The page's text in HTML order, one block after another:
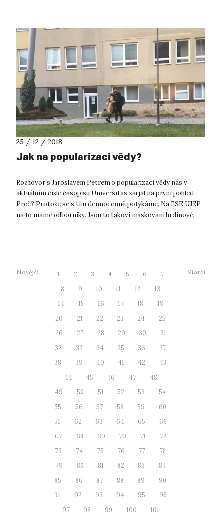
25 / 12 / 2018
Jak na popularizaci vědy?
Rozhovor s Jaroslavem Petrem o popularizaci vědy nás v
aktuálním čísle časopisu Universitas zaujal na první pohled.
Proč? Protože se s tím dennodenně potýkáme. Na FSE UJEP
na to máme odborníky. Jsou to takoví maskovaní hrdinové,
Novější 1 2 3 4 5 6
7
8
9 10 11 12
13
14
15 16 17 18
19
20
21 22 23 24
25
26
27 28 29 30
31
32
33 34 35 36
37
38
39 40 41 42
43
44
45 46 47
48
49
50 51 52 53
54
55
56 57 58 59
60
61
62 63 64 65
66
67
68 69 70 71
72
73
74 75 76 77
78
79
80 81 82 83
84
85
86 87 88 89
90
91
92 93 94 95
96
97
98 99 100
101
Starší